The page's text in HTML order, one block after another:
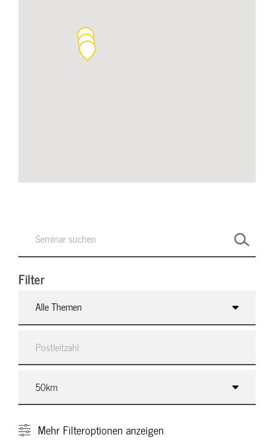
Filter
Alle Themen
Mehr Filteroptionen anzeigen